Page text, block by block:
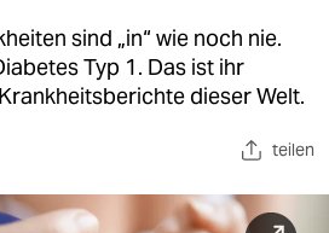
sind „in“ wie noch nie.
Typ 1. Das ist ihr
dieser Welt.
teilen